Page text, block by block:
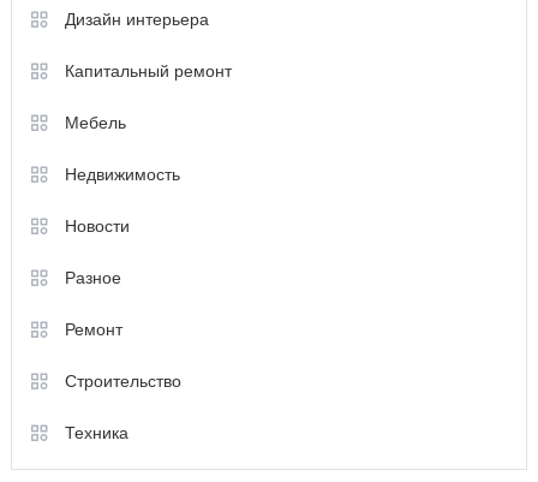
Дизайн интерьера
Капитальный ремонт
Мебель
Недвижимость
Новости
Разное
Ремонт
Строительство
Техника